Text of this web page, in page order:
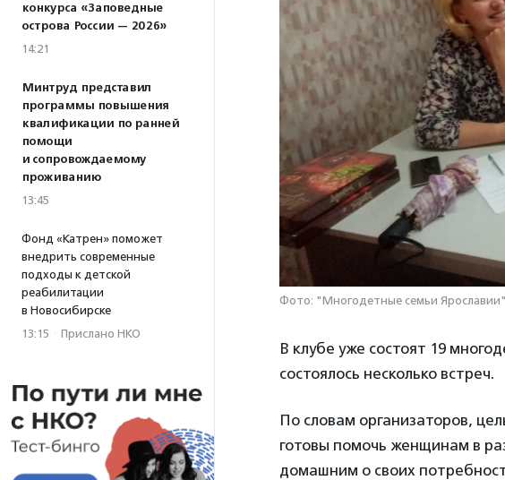
конкурса «Заповедные
острова России — 2026»
14:21
Минтруд представил
программы повышения
квалификации по ранней
помощи
и сопровождаемому
проживанию
13:45
Фонд «Катрен» поможет
внедрить современные
подходы к детской
реабилитации
в Новосибирске
13:15 · Прислано НКО
Фото: "Многодетные семьи Ярославии"
В клубе уже состоят 19
состоялось несколько встреч.
По словам организаторов,
готовы помочь женщинам в
домашним о своих